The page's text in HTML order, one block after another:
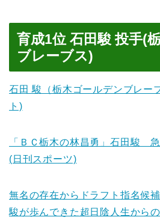
育成1位 石田駿 投手(
ブレーブス)
石田 駿（栃木ゴールデンブレー
ト)
「ＢＣ栃木の林昌勇」石田駿
(日刊スポーツ)
無名の存在からドラフト指名候
駿が歩んできた超日陰人生から